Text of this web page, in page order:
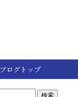
ブログトップ